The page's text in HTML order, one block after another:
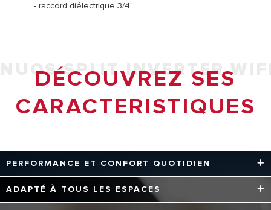
- raccord diélectrique 3/4".
NUOS SPLIT INVERTER
DÉCOUVREZ SES
CARACTERISTIQUES
PERFORMANCE ET CONFORT QUOTIDIEN
Le NUOS SPLIT INVERTER WIFI assure une production
d’eau chaude stable et régulière grâce à sa technologie
ADAPTÉ À TOUS LES ESPACES